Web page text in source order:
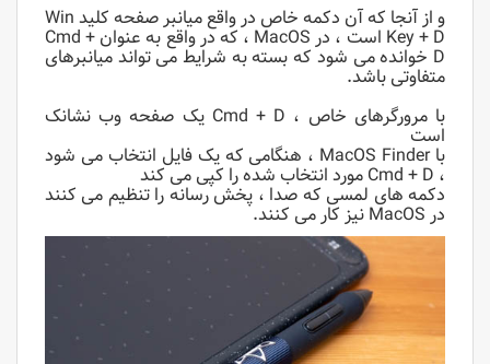
و از آنجا که آن دکمه خاص در واقع میانبر صفحه کلید Win
Key + D است ، در MacOS ، که در واقع به عنوان Cmd +
D خوانده می شود که بسته به شرایط می تواند میانبرهای
متفاوتی باشد.
با مرورگرهای خاص ، Cmd + D یک صفحه وب نشانک
است
با MacOS Finder ، هنگامی که یک فایل انتخاب می شود
، Cmd + D مورد انتخاب شده را کپی می کند
دکمه های لمسی که صدا ، پخش رسانه را تنظیم می کنند
در MacOS نیز کار می کنند.